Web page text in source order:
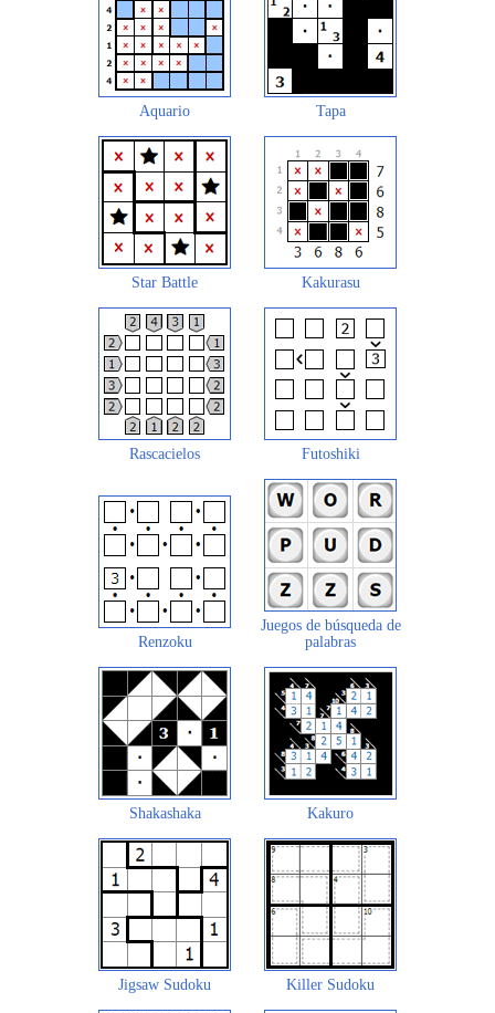
Aquario Tapa
Star Battle Kakurasu
Rascacielos Futoshiki
Renzoku
Juegos de búsqueda de
palabras
Shakashaka Kakuro
Jigsaw Sudoku Killer Sudoku